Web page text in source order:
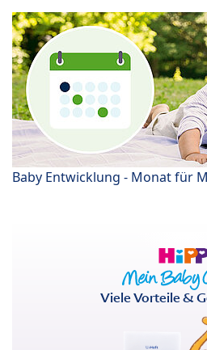
Baby Entwicklung - Monat für
Viele Vorteile &